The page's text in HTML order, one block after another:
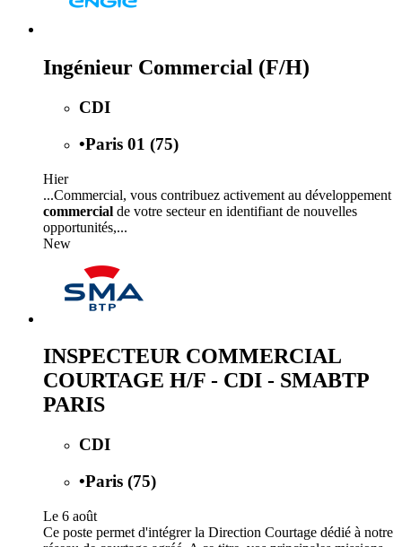
Ingénieur Commercial (F/H)
CDI
•Paris 01 (75)
Hier
...Commercial, vous contribuez activement au développement
commercial de votre secteur en identifiant de nouvelles
opportunités,...
New
INSPECTEUR COMMERCIAL
COURTAGE H/F - CDI - SMABTP
PARIS
CDI
•Paris (75)
Le 6 août
Ce poste permet d'intégrer la Direction Courtage dédié à notre